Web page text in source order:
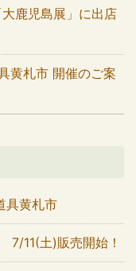
大鹿児島展」に出店
黄札市 開催のご案
具黄札市
7/11(土)販売開始！